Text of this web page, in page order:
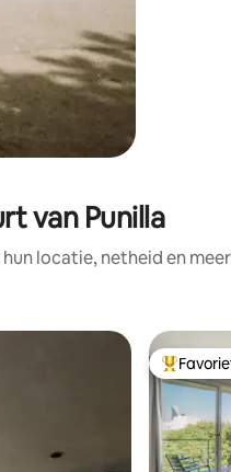
van Punilla
locatie, netheid en